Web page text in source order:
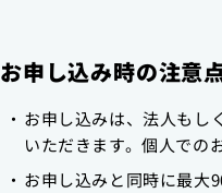
お申し込み時の注意
お申し込みは、法人もし
いただきます。個人での
お申し込みと同時に最大